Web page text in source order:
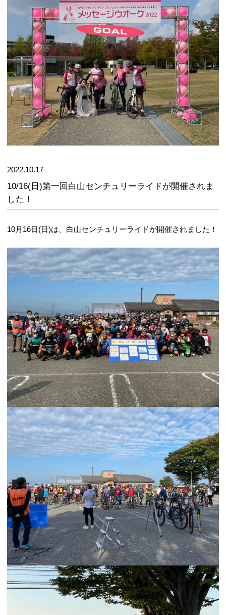
2022.10.17
10/16(日)第一回白山センチュリーライドが開催されま
した！
10月16日(日)は、白山センチュリーライドが開催されました！